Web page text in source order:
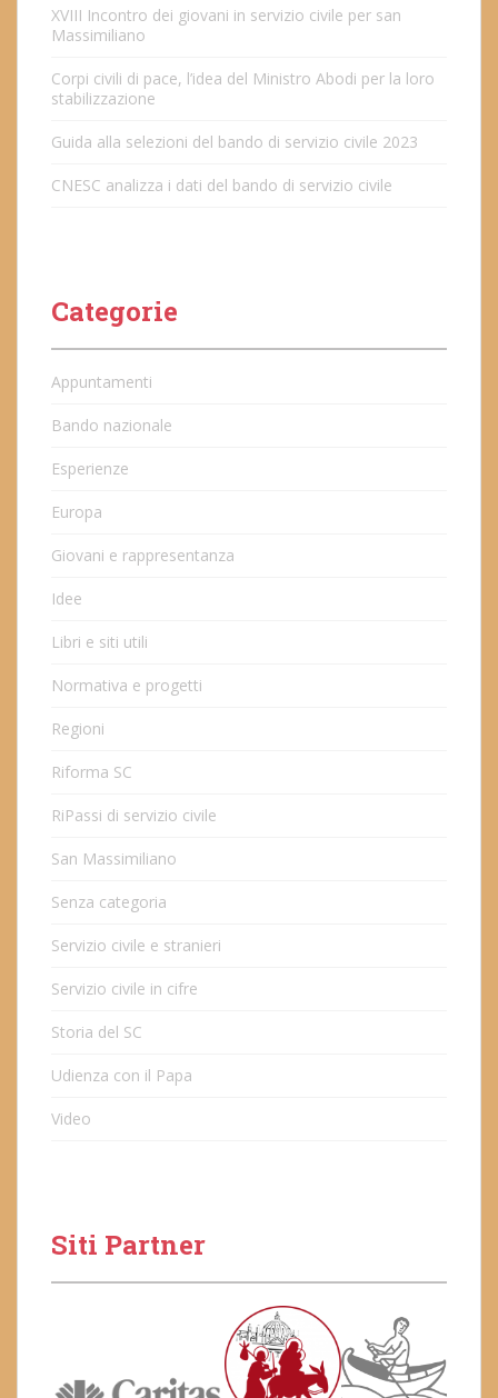
XVIII Incontro dei giovani in servizio civile per san
Massimiliano
Corpi civili di pace, l’idea del Ministro Abodi per la loro
stabilizzazione
Guida alla selezioni del bando di servizio civile 2023
CNESC analizza i dati del bando di servizio civile
Categorie
Appuntamenti
Bando nazionale
Esperienze
Europa
Giovani e rappresentanza
Idee
Libri e siti utili
Normativa e progetti
Regioni
Riforma SC
RiPassi di servizio civile
San Massimiliano
Senza categoria
Servizio civile e stranieri
Servizio civile in cifre
Storia del SC
Udienza con il Papa
Video
Siti Partner